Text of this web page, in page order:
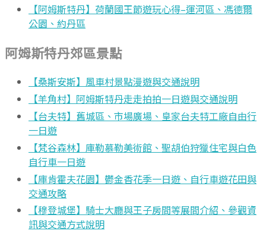
【阿姆斯特丹】荷蘭國王節遊玩心得–運河區、馮德爾
公園、約丹區
阿姆斯特丹郊區景點
【桑斯安斯】風車村景點漫遊與交通說明
【羊角村】阿姆斯特丹走走拍拍一日遊與交通說明
【台夫特】舊城區、市場廣場、皇家台夫特工廠自由行
一日遊
【梵谷森林】庫勒慕勒美術館、聖胡伯狩獵住宅與白色
自行車一日遊
【庫肯霍夫花園】鬱金香花季一日遊、自行車遊花田與
交通攻略
【穆登城堡】騎士大廳與王子房間等展間介紹、參觀資
訊與交通方式說明